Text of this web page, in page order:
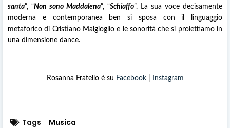
santa”, “Non sono Maddalena”, “Schiaffo”. La sua voce decisamente
moderna e contemporanea ben si sposa con il linguaggio
metaforico di Cristiano Malgioglio e le sonorità che si proiettiamo in
una dimensione dance.
Rosanna Fratello è su Facebook| Instagram
Tags Musica